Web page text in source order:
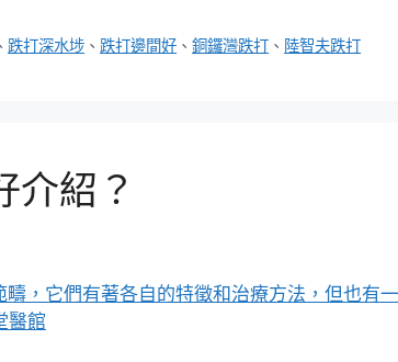
跌打深水埗 、 跌打邊間好 、銅鑼灣跌打 、 陸智夫跌打
介紹？